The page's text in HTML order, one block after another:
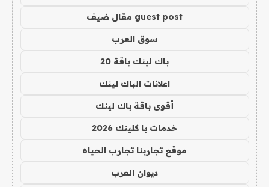
guest post مقال ضيف
سوق العرب
باك لينك باقة 20
اعلانات الباك لينك
أقوى باقة باك لينك
خدمات با كلينك 2026
موقع تجاربنا تجارب الحياه
ديوان العرب